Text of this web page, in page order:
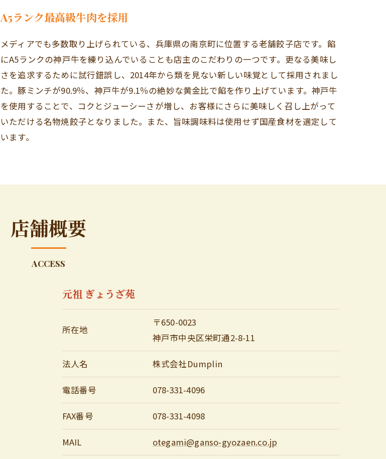
A5ランク最高級牛肉を採用
メディアでも多数取り上げられている、兵庫県の南京町に位置する老舗餃子店です。餡
にA5ランクの神戸牛を練り込んでいることも店主のこだわりの一つです。更なる美味し
さを追求するために試行錯誤し、2014年から類を見ない新しい味覚として採用されまし
た。豚ミンチが90.9％、神戸牛が9.1％の絶妙な黄金比で餡を作り上げています。神戸牛
を使用することで、コクとジューシーさが増し、お客様にさらに美味しく召し上がって
いただける名物焼餃子となりました。また、旨味調味料は使用せず国産食材を選定して
います。
店舗概要
ACCESS
元祖 ぎょうざ苑
所在地
〒650-0023
神戸市中央区栄町通2-8-11
法人名 株式会社Dumplin
電話番号 078-331-4096
FAX番号 078-331-4098
MAIL otegami@ganso-gyozaen.co.jp